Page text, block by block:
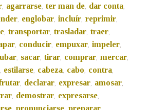
, agarrarse, ter man de, dar conta,
, englobar, incluír, reprimir,
, transportar, trasladar, traer,
, conducir, empuxar, impeler,
, sacar, tirar, comprar, mercar,
, estilarse, cabeza, cabo, contra,
, declarar, expresar, amosar,
, demostrar, expresarse,